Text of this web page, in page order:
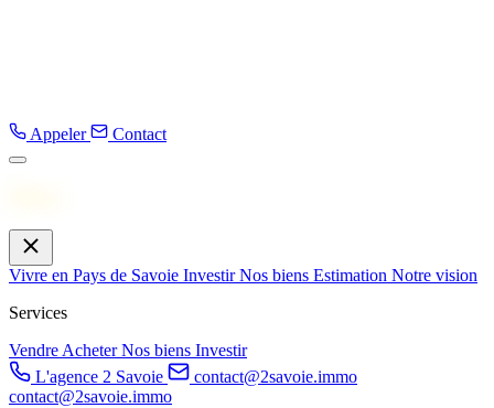
Appeler Contact
Vivre en Pays de Savoie InvestirNos biens Estimation Notre vision
Services
VendreAcheterNos biens Investir
L'agence 2 Savoie
contact@2savoie.immo
contact@2savoie.immo